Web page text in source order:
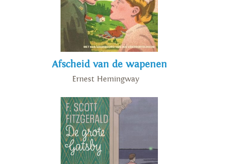
Afscheid van de wapenen
Ernest Hemingway